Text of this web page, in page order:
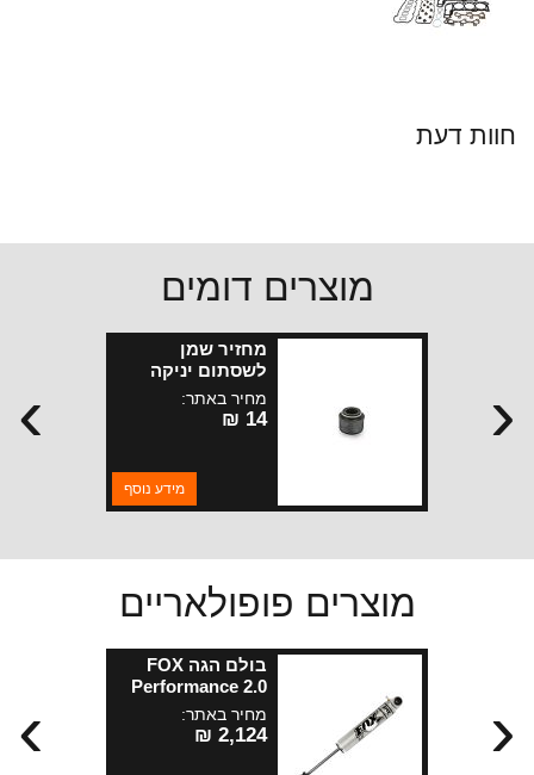
חוות דעת
מוצרים דומים
מחזיר שמן
לשסתום יניקה
ופליטה WK-WK
מנועי 5.7 -6.4 ליטר
מחיר באתר:
14 ₪
מידע נוסף
› ‹
מוצרים פופולאריים
בולם הגה FOX
Performance 2.0
לרנגלר JK
מחיר באתר:
2,124 ₪
› ‹